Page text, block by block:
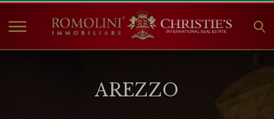
IMMOBILIEN ZUMAREZZO